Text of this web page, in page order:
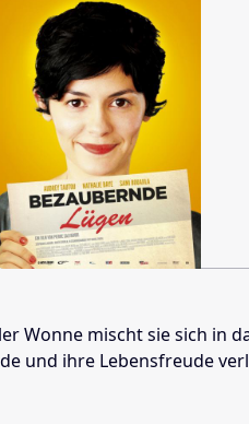
Wonne mischt sie sich
und ihre Lebensfreude